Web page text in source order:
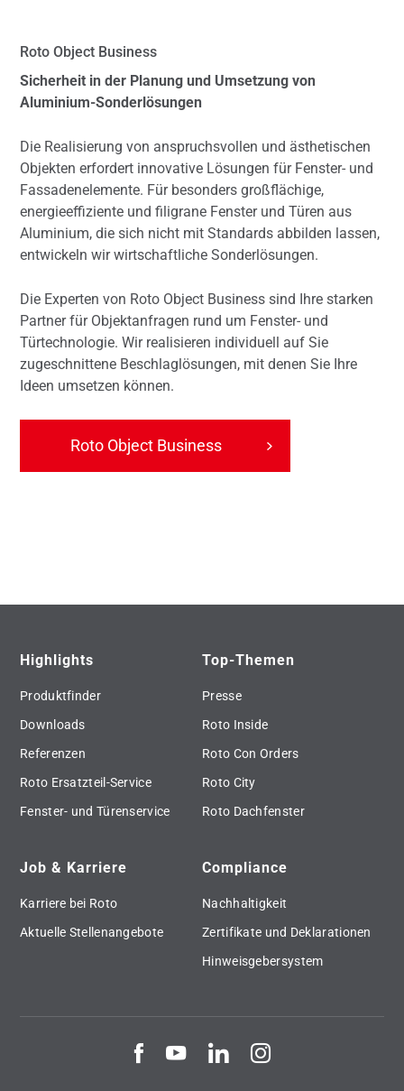
Roto Object Business
Sicherheit in der Planung und Umsetzung von
Aluminium-Sonderlösungen
Die Realisierung von anspruchsvollen und ästhetischen
Objekten erfordert innovative Lösungen für Fenster- und
Fassadenelemente. Für besonders großflächige,
energieeffiziente und filigrane Fenster und Türen aus
Aluminium, die sich nicht mit Standards abbilden lassen,
entwickeln wir wirtschaftliche Sonderlösungen.
Die Experten von Roto Object Business sind Ihre starken
Partner für Objektanfragen rund um Fenster- und
Türtechnologie. Wir realisieren individuell auf Sie
zugeschnittene Beschlaglösungen, mit denen Sie Ihre
Ideen umsetzen können.
Roto Object Business
Highlights
Produktfinder
Downloads
Referenzen
Roto Ersatzteil-Service
Fenster- und Türenservice
Top-Themen
Presse
Roto Inside
Roto Con Orders
Roto City
Roto Dachfenster
Job & Karriere
Karriere bei Roto
Aktuelle Stellenangebote
Compliance
Nachhaltigkeit
Zertifikate und Deklarationen
Hinweisgebersystem